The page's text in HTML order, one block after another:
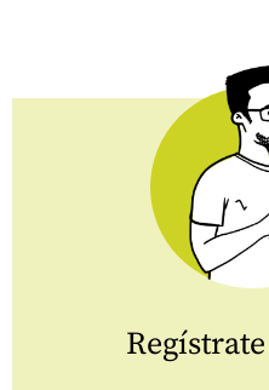
Regístrate